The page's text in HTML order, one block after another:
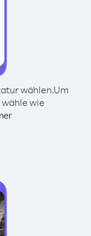
wählen.Um
wie